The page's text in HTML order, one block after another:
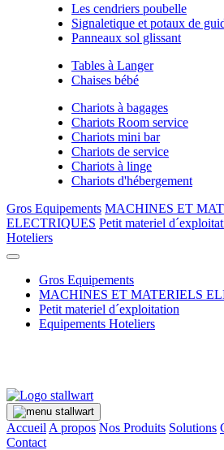
Les cendriers poubelle
Signaletique et potaux de
Panneaux sol glissant
Tables à Langer
Chaises bébé
Chariots à bagages
Chariots Room service
Chariots mini bar
Chariots de service
Chariots à linge
Chariots d'hébergement
Gros Equipements MACHINES ET
ELECTRIQUES Petit materiel
Hoteliers
Gros Equipements
MACHINES ET MATERIELS
Petit materiel d´exploitation
Equipements Hoteliers
Accueil A propos Nos Produits Solutions
Contact